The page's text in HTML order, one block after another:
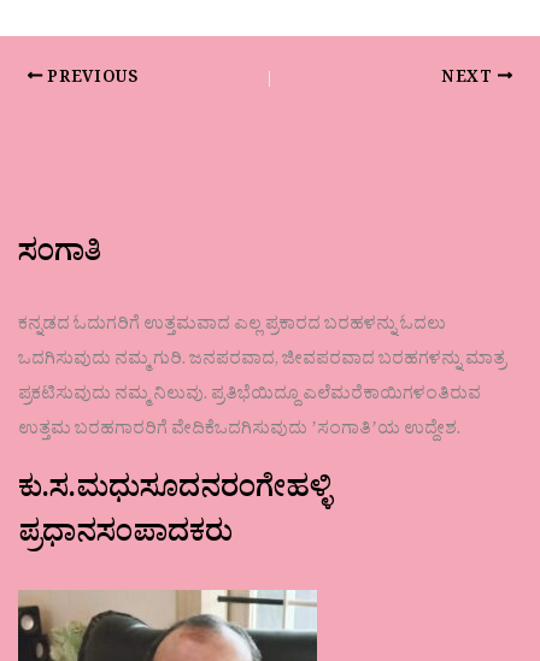
PREVIOUS NEXT
ಸಂಗಾತಿ
ಕನ್ನಡದ ಓದುಗರಿಗೆ ಉತ್ತಮವಾದ ಎಲ್ಲ ಪ್ರಕಾರದ ಬರಹಳನ್ನು ಓದಲು
ಒದಗಿಸುವುದು ನಮ್ಮ ಗುರಿ. ಜನಪರವಾದ, ಜೀವಪರವಾದ ಬರಹಗಳನ್ನು ಮಾತ್ರ
ಪ್ರಕಟಿಸುವುದು ನಮ್ಮ ನಿಲುವು. ಪ್ರತಿಭೆಯಿದ್ದೂ ಎಲೆಮರೆಕಾಯಿಗಳಂತಿರುವ
ಉತ್ತಮ ಬರಹಗಾರರಿಗೆ ವೇದಿಕೆಒದಗಿಸುವುದು ʼಸಂಗಾತಿʼಯ ಉದ್ದೇಶ.
ಕು.ಸ.ಮಧುಸೂದನರಂಗೇಹಳ್ಳಿ
ಪ್ರಧಾನಸಂಪಾದಕರು